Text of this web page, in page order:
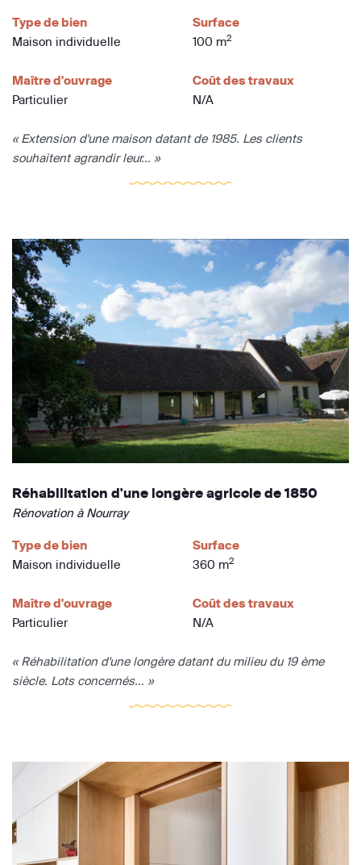
Type de bien
Maison individuelle
Surface
100 m2
Maître d'ouvrage
Particulier
Coût des travaux
N/A
« Extension d'une maison datant de 1985. Les clients
souhaitent agrandir leur... »
Réhabilitation d'une longère agricole de 1850
Rénovation à Nourray
Type de bien
Maison individuelle
Surface
360 m2
Maître d'ouvrage
Particulier
Coût des travaux
N/A
« Réhabilitation d'une longère datant du milieu du 19 ème
siècle. Lots concernés... »